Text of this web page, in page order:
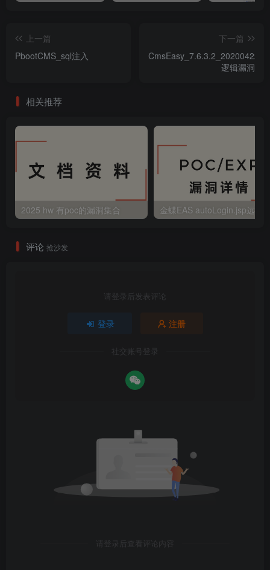
上一篇
PbootCMS_sql注入
下一篇
CmsEasy_7.6.3.2_20200422_
逻辑漏洞
相关推荐
2025 hw 有poc的漏洞集合
评论 抢沙发
请登录后发表评论
登录 注册
社交账号登录
请登录后查看评论内容